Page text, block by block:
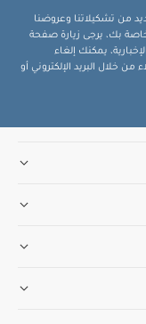
من تشكيلاتنا وعروضنا
بك، يرجى زيارة صفحة
يمكنك إلغاء
خلال البريد الإلكتروني أو